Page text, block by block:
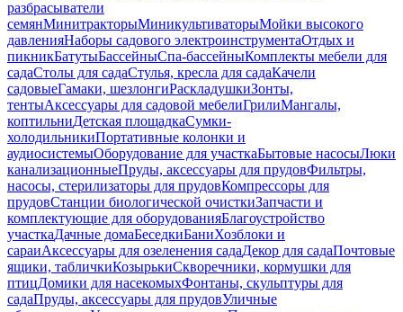
разбрасыватели
семянМинитракторыМиникультиваторыМойки высокого
давленияНаборы садового электроинструментаОтдых и
пикникБатутыБассейныСпа-бассейныКомплекты мебели для
садаСтолы для садаСтулья, кресла для садаКачели
садовыеГамаки, шезлонгиРаскладушкиЗонты,
тентыАксессуары для садовой мебелиГрилиМангалы,
коптильниДетская площадкаСумки-
холодильникиПортативные колонки и
аудиосистемыОборудование для участкаБытовые насосыЛюки
канализационныеПруды, аксессуары для прудовФильтры,
насосы, стерилизаторы для прудовКомпрессоры для
прудовСтанции биологической очисткиЗапчасти и
комплектующие для оборудованияБлагоустройство
участкаДачные домаБеседкиБаниХозблоки и
сараиАксессуары для озеленения садаДекор для садаПочтовые
ящики, табличкиКозырькиСкворечники, кормушки для
птицДомики для насекомыхФонтаны, скульптуры для
садаПруды, аксессуары для прудовУличные